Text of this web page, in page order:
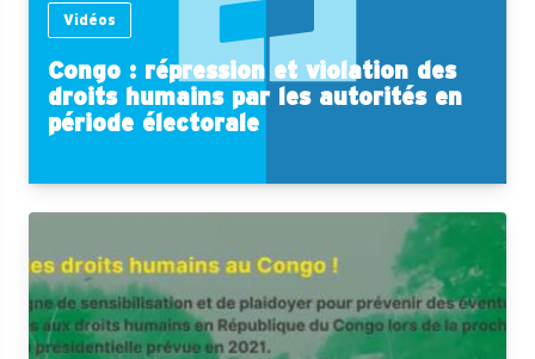
Vidéos
Congo : répression et violation des
droits humains par les autorités en
période électorale